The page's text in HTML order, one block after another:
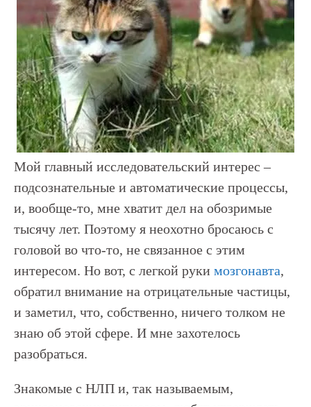
Мой главный исследовательский интерес –
подсознательные и автоматические процессы,
и, вообще-то, мне хватит дел на обозримые
тысячу лет. Поэтому я неохотно бросаюсь с
головой во что-то, не связанное с этим
интересом. Но вот, с легкой руки мозгонавта,
обратил внимание на отрицательные частицы,
и заметил, что, собственно, ничего толком не
знаю об этой сфере. И мне захотелось
разобраться.
Знакомые с НЛП и, так называемым,